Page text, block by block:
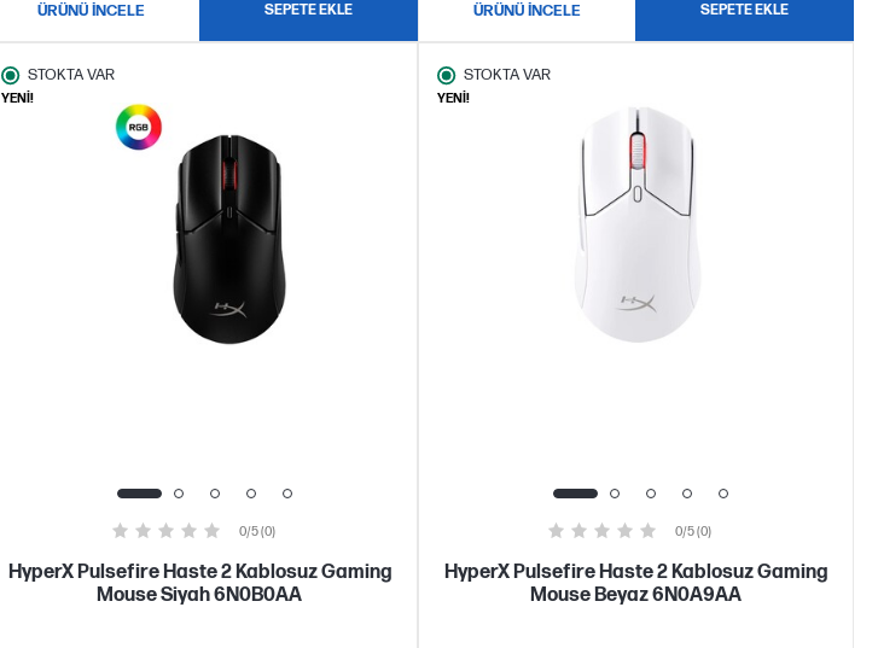
ÜRÜNÜ İNCELE SEPETE EKLE ÜRÜNÜ İNCELE SEPETE EKLE
STOKTA VAR
YENİ!
0/5 (0)
HyperX Pulsefire Haste 2 Kablosuz Gaming
Mouse Siyah 6N0B0AA
STOKTA VAR
YENİ!
0/5 (0)
HyperX Pulsefire Haste 2 Kablosuz Gaming
Mouse Beyaz 6N0A9AA